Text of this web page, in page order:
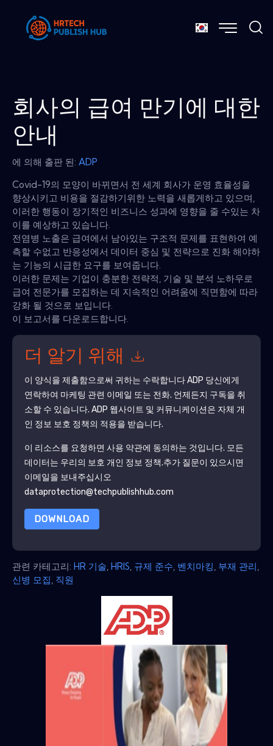
회사의 급여 만기에 대한
안내
에 의해 출판 된: ADP
Covid-19의 모양이 바뀌면서 전 세계 회사가 운영 효율성을
향상시키고 비용을 절감하기위한 노력을 새롭게하고 있으며,
이러한 행동이 장기적인 비즈니스 성과에 영향을 줄 수있는 차
이를 예상하고 있습니다.
전염병 노출은 급여에서 남아있는 구조적 문제를 표현하여 예
측할 수없고 반응성에서 데이터 중심 및 전략으로 진화 해야하
는 기능의 시급한 요구를 보여줍니다.
이러한 문제는 기업이 충분한 전략적, 기술 및 분석 노하우로
급여 전문가를 모집하는 데 지속적인 어려움에 직면함에 따라
강화 될 것으로 보입니다.
이 보고서를 다운로드합니다.
더 알기 위해
이 양식을 제출함으로써 귀하는 수락합니다ADP 당신에게
연락하여 마케팅 관련 이메일 또는 전화. 언제든지 구독을 취
소할 수 있습니다. ADP 웹사이트 및 커뮤니케이션은 자체 개
인 정보 보호 정책의 적용을 받습니다.
이 리소스를 요청하면 사용 약관에 동의하는 것입니다. 모든
데이터는 우리의 보호 개인 정보 정책.추가 질문이 있으시면
이메일을 보내주십시오
dataprotection@techpublishhub.com
DOWNLOAD
관련 카테고리: HR 기술 HRIS 규제 준수 벤치마킹 부재 관리
신병 모집 직원